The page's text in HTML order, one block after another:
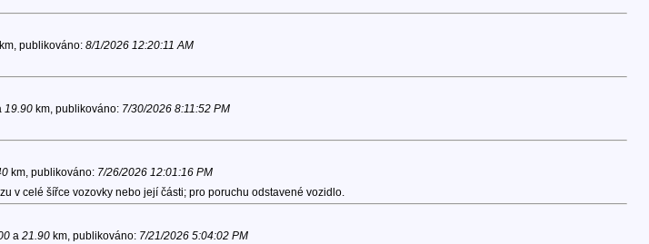
publikováno: 8/1/2026 12:20:11 AM
19.90km, publikováno: 7/30/2026 8:11:52 PM
km, publikováno: 7/26/2026 12:01:16 PM
v celé šířce vozovky nebo její části; pro poruchu odstavené vozidlo.
a 21.90km, publikováno: 7/21/2026 5:04:02 PM